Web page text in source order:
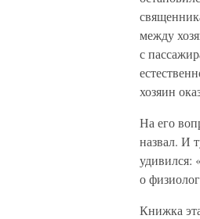
между
с
хозяин
На его
назвал. И
удивился:
о
Книжка